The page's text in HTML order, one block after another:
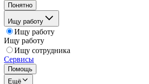
Понятно
Ищу работу
Ищу работу
Ищу работу
Ищу сотрудника
Сервисы
Помощь
Ещё